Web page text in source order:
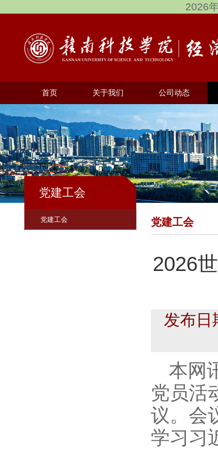
2026
首页 关于我们 公司动态
党建工会
党建工会 党建工会
2026
发布
本网
党员活
议。会
学习习